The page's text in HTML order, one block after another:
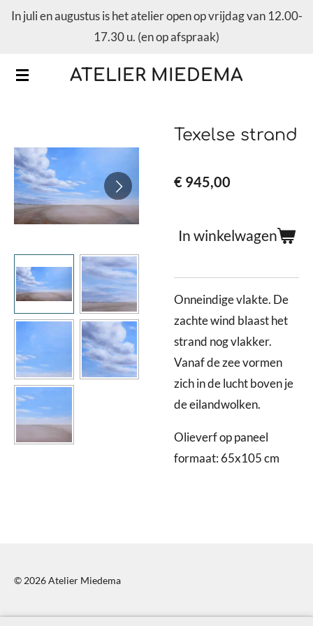
Ga
de
ATELIER MIEDEMA
In juli en augustus is het atelier open op vrijdag van 12.00-
17.30 u. (en op afspraak)
Texelse strand
€ 945,00
In winkelwagen
Onneindige vlakte. De
zachte wind blaast het
strand nog vlakker.
Vanaf de zee vormen
zich in de lucht boven je
de eilandwolken.
Olieverf op paneel
formaat: 65x105 cm
© 2026 Atelier Miedema